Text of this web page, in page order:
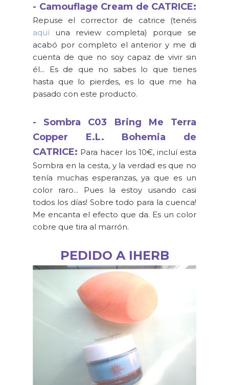
- Camouflage Cream de CATRICE:
Repuse el corrector de catrice (tenéis
aquíuna review completa) porque se
acabó por completo el anterior y me di
cuenta de que no soy capaz de vivir sin
él... Es de que no sabes lo que tienes
hasta que lo pierdes, es lo que me ha
pasado con este producto.
- Sombra C03 Bring Me Terra
Copper E.L. Bohemia de
CATRICE: Para hacer los 10€, incluí esta
Sombra en la cesta, y la verdad es que no
tenía muchas esperanzas, ya que es un
color raro... Pues la estoy usando casi
todos los días! Sobre todo para la cuenca!
Me encanta el efecto que da. Es un color
cobre que tira al marrón.
PEDIDO A IHERB